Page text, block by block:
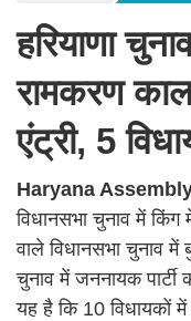
हरियाणा
रामकरण
एंट्री, 5
Haryana
विधानसभा चुनाव में
वाले विधानसभा चुनाव
चुनाव में जननायक पार्टी
यह है कि 10 विधायकों में